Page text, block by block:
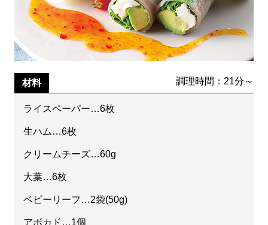
材料 調理時間：21分～
ライスペーパー…6枚
生ハム…6枚
クリームチーズ…60g
大葉…6枚
ベビーリーフ…2袋(50g)
アボカド…1個